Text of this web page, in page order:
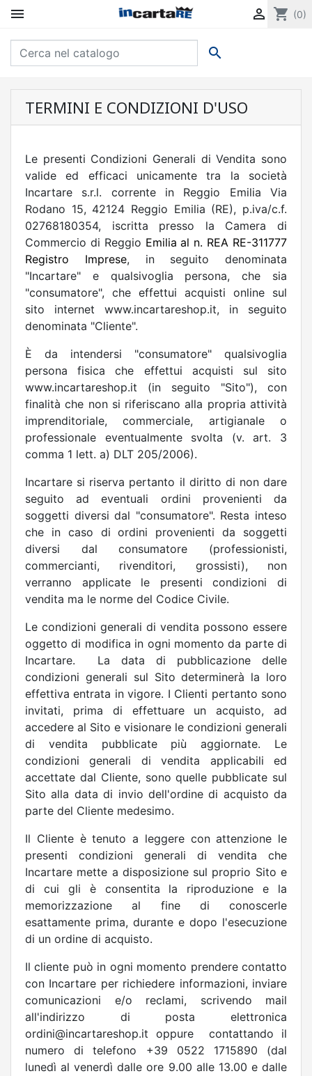
  shopping_cart (0)

TERMINI E CONDIZIONI D'USO
Le presenti Condizioni Generali di Vendita sono
valide ed efficaci unicamente tra la società
Incartare s.r.l. corrente in Reggio Emilia Via
Rodano 15, 42124 Reggio Emilia (RE), p.iva/c.f.
02768180354, iscritta presso la Camera di
Commercio di Reggio Emilia al n. REA RE-311777
Registro Imprese, in seguito denominata
"Incartare" e qualsivoglia persona, che sia
"consumatore", che effettui acquisti online sul
sito internet www.incartareshop.it, in seguito
denominata "Cliente".
È da intendersi "consumatore" qualsivoglia
persona fisica che effettui acquisti sul sito
www.incartareshop.it (in seguito "Sito"), con
finalità che non si riferiscano alla propria attività
imprenditoriale, commerciale, artigianale o
professionale eventualmente svolta (v. art. 3
comma 1 lett. a) DLT 205/2006).
Incartare si riserva pertanto il diritto di non dare
seguito ad eventuali ordini provenienti da
soggetti diversi dal "consumatore". Resta inteso
che in caso di ordini provenienti da soggetti
diversi dal consumatore (professionisti,
commercianti, rivenditori, grossisti), non
verranno applicate le presenti condizioni di
vendita ma le norme del Codice Civile.
Le condizioni generali di vendita possono essere
oggetto di modifica in ogni momento da parte di
Incartare.
La data di pubblicazione delle
condizioni generali sul Sito determinerà la loro
effettiva entrata in vigore. I Clienti pertanto sono
invitati, prima di effettuare un acquisto, ad
accedere al Sito e visionare le condizioni generali
di vendita pubblicate più aggiornate. Le
condizioni generali di vendita applicabili ed
accettate dal Cliente, sono quelle pubblicate sul
Sito alla data di invio dell'ordine di acquisto da
parte del Cliente medesimo.
Il Cliente è tenuto a leggere con attenzione le
presenti condizioni generali di vendita che
Incartare mette a disposizione sul proprio Sito e
di cui gli è consentita la riproduzione e la
memorizzazione al fine di conoscerle
esattamente prima, durante e dopo l'esecuzione
di un ordine di acquisto.
Il cliente può in ogni momento prendere contatto
con Incartare per richiedere informazioni, inviare
comunicazioni e/o reclami, scrivendo mail
all'indirizzo di posta elettronica
ordini@incartareshop.it oppure
contattando il
numero di telefono +39 0522 1715890 (dal
lunedì al venerdì dalle ore 9.00 alle 13.00 e dalle